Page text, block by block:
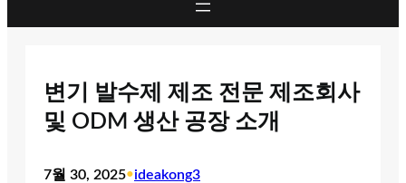
변기 발수제 제조 전문 제조회사
및 ODM 생산 공장 소개
7월 30, 2025•ideakong3